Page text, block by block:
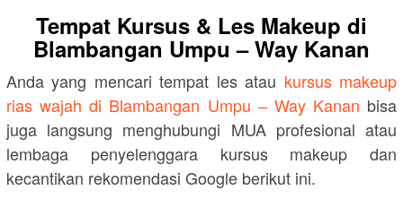
Tempat Kursus & Les Makeup di
Blambangan Umpu – Way Kanan
Anda yang mencari tempat les atau kursus makeup
rias wajah di Blambangan Umpu – Way Kanan bisa
juga langsung menghubungi MUA profesional atau
lembaga penyelenggara kursus makeup dan
kecantikan rekomendasi Google berikut ini.